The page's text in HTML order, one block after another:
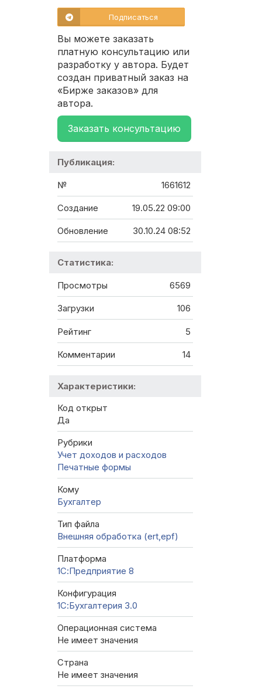
Подписаться
Вы можете заказать
платную консультацию или
разработку у автора. Будет
создан приватный заказ на
«Бирже заказов» для
автора.
Заказать консультацию
Публикация:
№ 1661612
Создание 19.05.22 09:00
Обновление 30.10.24 08:52
Статистика:
Просмотры 6569
Загрузки 106
Рейтинг 5
Комментарии 14
Характеристики:
Код открыт
Да
Рубрики
Учет доходов и расходов
Печатные формы
Кому
Бухгалтер
Тип файла
Внешняя обработка (ert,epf)
Платформа
1С:Предприятие 8
Конфигурация
1С:Бухгалтерия 3.0
Операционная система
Не имеет значения
Страна
Не имеет значения